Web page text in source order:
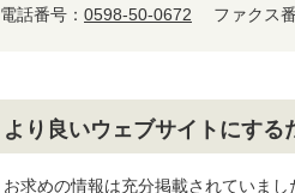
電話番号： 0598-50-0672 ファクス
より良いウェブサイトにす
お求めの情報は充分掲載されていまし